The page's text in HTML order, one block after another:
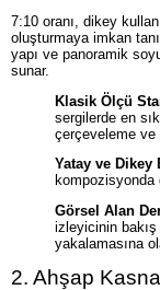
7:10 oranı, dikey
oluşturmaya imkan
yapı ve panoramik
sunar.
Klasik Ölçü
sergilerde en
çerçeveleme ve
Yatay ve Dikey
kompozisyonda
Görsel Alan
izleyicinin bakış
yakalamasına
2. Ahşap